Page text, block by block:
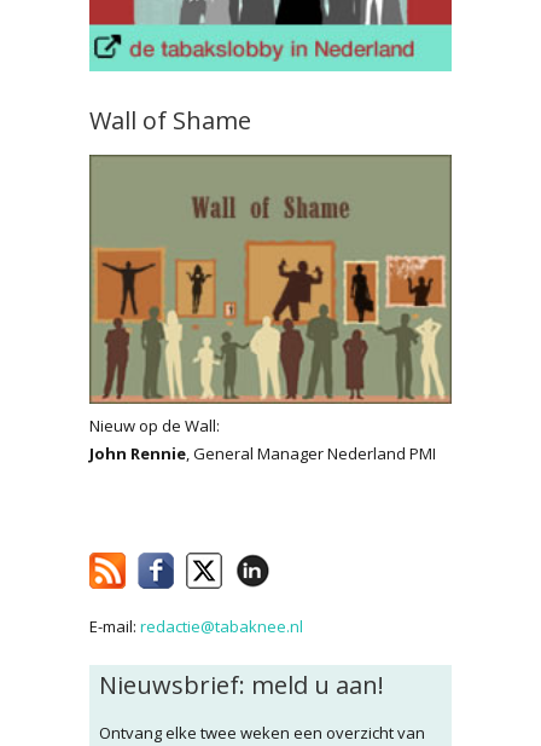
Wall of Shame
Nieuw op de Wall:
John Rennie, General Manager Nederland PMI
E-mail: redactie@tabaknee.nl
Nieuwsbrief: meld u aan!
Ontvang elke twee weken een overzicht van